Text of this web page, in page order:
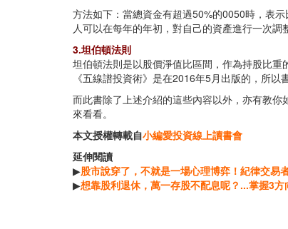
方法如下：當總資金有超過50%的0050時，表
人可以在每年的年初，對自己的資產進行一次調
3.坦伯頓法則
坦伯頓法則是以股價淨值比區間，作為持股比
《五線譜投資術》是在2016年5月出版的，所
而此書除了上述介紹的這些內容以外，亦有教
來看看。
本文授權轉載自小編愛投資線上讀書會
延伸閱讀
▶股市說穿了，不就是一場心理博弈！紀律交易
▶想靠股利退休，萬一存股不配息呢？...掌握3方